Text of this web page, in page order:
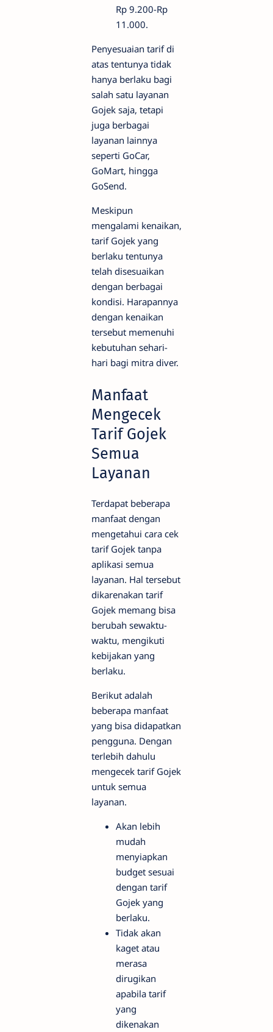
Rp 9.200-Rp
11.000.
Penyesuaian tarif di
atas tentunya tidak
hanya berlaku bagi
salah satu layanan
Gojek saja, tetapi
juga berbagai
layanan lainnya
seperti GoCar,
GoMart, hingga
GoSend.
Meskipun
mengalami kenaikan,
tarif Gojek yang
berlaku tentunya
telah disesuaikan
dengan berbagai
kondisi. Harapannya
dengan kenaikan
tersebut memenuhi
kebutuhan sehari-
hari bagi mitra diver.
Manfaat
Mengecek
Tarif Gojek
Semua
Layanan
Terdapat beberapa
manfaat dengan
mengetahui cara cek
tarif Gojek tanpa
aplikasi semua
layanan. Hal tersebut
dikarenakan tarif
Gojek memang bisa
berubah sewaktu-
waktu, mengikuti
kebijakan yang
berlaku.
Berikut adalah
beberapa manfaat
yang bisa didapatkan
pengguna. Dengan
terlebih dahulu
mengecek tarif Gojek
untuk semua
layanan.
Akan lebih
mudah
menyiapkan
budget sesuai
dengan tarif
Gojek yang
berlaku.
Tidak akan
kaget atau
merasa
dirugikan
apabila tarif
yang
dikenakan